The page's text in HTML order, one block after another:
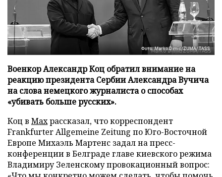
Фото: Marko Dimic/ZUMA/TASS
Военкор Александр Коц обратил внимание на
реакцию президента Сербии Александра Вучича
на слова немецкого журналиста о способах
«убивать больше русских».
Коц в Махрассказал, что корреспондент
Frankfurter Allgemeine Zeitung по Юго-Восточной
Европе Михаэль Мартенс задал на пресс-
конференции в Белграде главе киевского режима
Владимиру Зеленскому провокационный вопрос: